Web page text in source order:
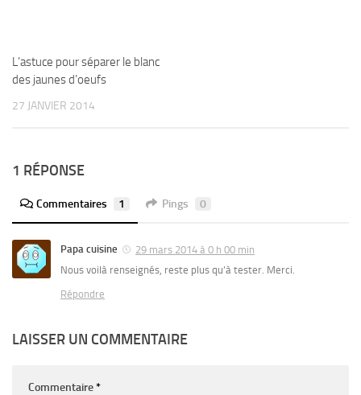
L’astuce pour séparer le blanc
des jaunes d’oeufs
27 JANVIER 2014
1 RÉPONSE
Commentaires 1 Pings 0
Papa cuisine
29 mars 2014 à 0 h 00 min
Nous voilà renseignés, reste plus qu’à tester. Merci.
Répondre
LAISSER UN COMMENTAIRE
Commentaire*